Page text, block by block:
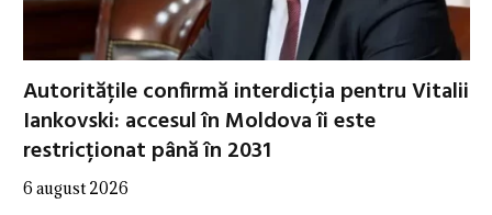
Autoritățile confirmă interdicția pentru Vitalii
Iankovski: accesul în Moldova îi este
restricționat până în 2031
6 august 2026